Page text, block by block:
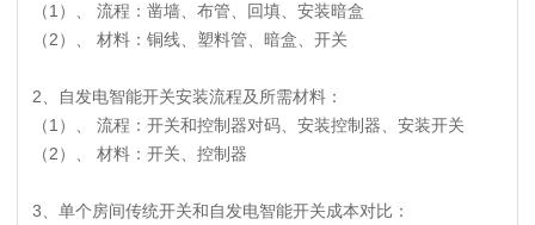
（1）、 流程：凿墙、布管、回填、安装暗盒
（2）、 材料：铜线、塑料管、暗盒、开关
2、自发电智能开关安装流程及所需材料：
（1）、 流程：开关和控制器对码、安装控制器、安装开关
（2）、 材料：开关、控制器
3、单个房间传统开关和自发电智能开关成本对比：